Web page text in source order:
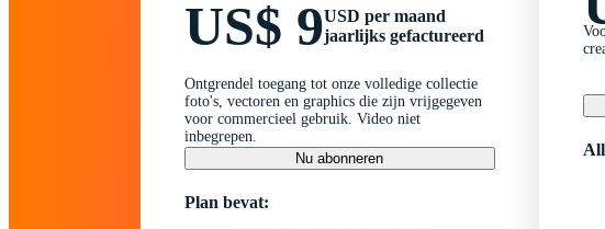
US$ 9USD per maand
jaarlijks gefactureerd
Ontgrendel toegang tot onze volledige collectie
foto's, vectoren en graphics die zijn vrijgegeven
voor commercieel gebruik. Video niet
inbegrepen.
Nu abonneren
Plan bevat: